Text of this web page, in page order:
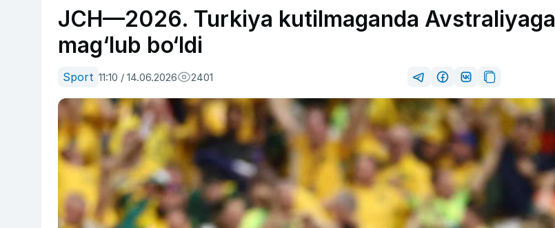
JCH—2026. Turkiya kutilmaganda Avstraliyaga
mag‘lub bo‘ldi
Sport 11:10 / 14.06.2026 2401